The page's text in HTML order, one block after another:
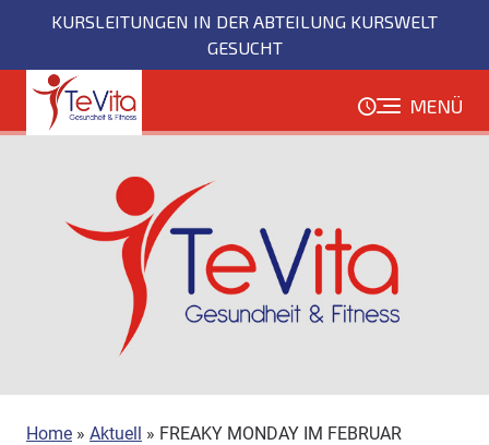
Inhalt
KURSLEITUNGEN IN DER ABTEILUNG KURSWELT
GESUCHT
MENÜ
Home » Aktuell » FREAKY MONDAY IM FEBRUAR